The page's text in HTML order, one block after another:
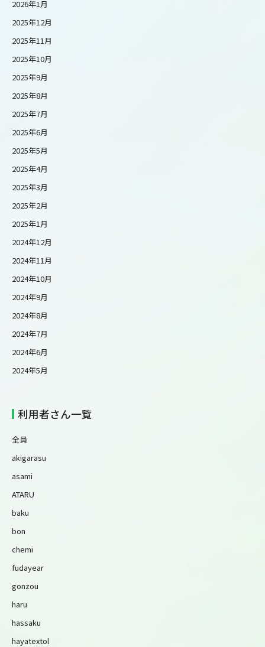
2026年1月
2025年12月
2025年11月
2025年10月
2025年9月
2025年8月
2025年7月
2025年6月
2025年5月
2025年4月
2025年3月
2025年2月
2025年1月
2024年12月
2024年11月
2024年10月
2024年9月
2024年8月
2024年7月
2024年6月
2024年5月
利用者さん一覧
全員
akigarasu
asami
ATARU
baku
bon
chemi
fudayear
gonzou
haru
hassaku
hayatextol